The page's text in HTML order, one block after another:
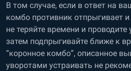
В том случае, если в ответ на
комбо противник отпрыгивает и
не теряйте времени и проводите
затем подпрыгивайте ближе к
“коронное комбо”, описанное
уворотами устраивать не